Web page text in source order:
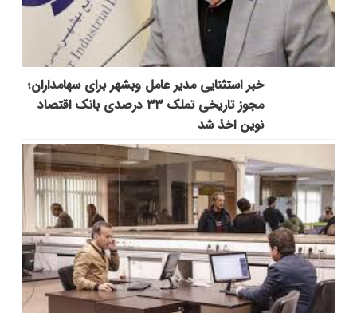
خبر استثنایی مدیر عامل وبشهر برای سهامداران؛
مجوز تاریخی تملک ۳۳ درصدی بانک اقتصاد
نوین اخذ شد